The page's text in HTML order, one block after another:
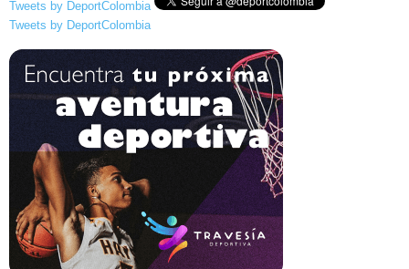
Tweets by DeportColombia
Tweets by DeportColombia